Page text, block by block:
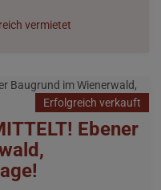
vermietet
Erfolgreich verkauft
Ebener